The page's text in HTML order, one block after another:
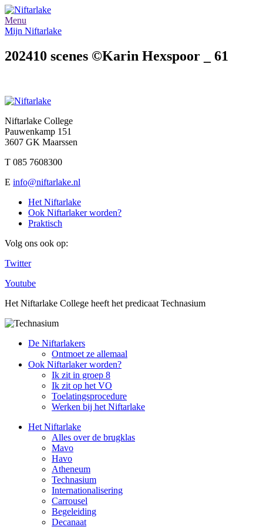
Menu
Mijn Niftarlake
202410 scenes ©Karin Hexspoor _ 61
Niftarlake College
Pauwenkamp 151
3607 GK Maarssen
T 085 7608300
E info@niftarlake.nl
Het Niftarlake
Ook Niftarlaker worden?
Praktisch
Volg ons ook op:
Twitter
Youtube
Het Niftarlake College heeft het predicaat Technasium
De Niftarlakers
Ontmoet ze allemaal
Ook Niftarlaker worden?
Ik zit in groep 8
Ik zit op het VO
Toelatingsprocedure
Werken bij het Niftarlake
Het Niftarlake
Alles over de brugklas
Mavo
Havo
Atheneum
Technasium
Internationalisering
Carrousel
Begeleiding
Decanaat